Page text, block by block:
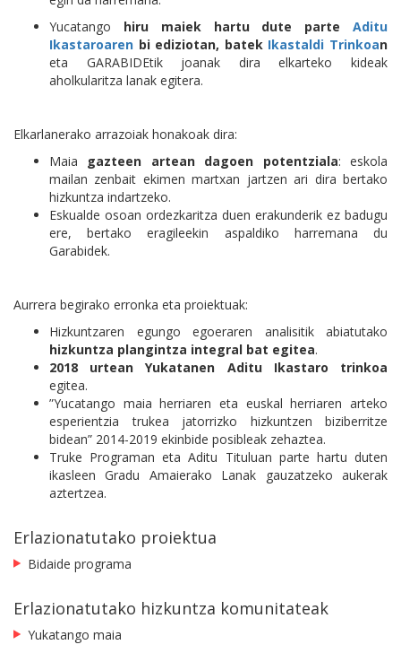
Yucatango hiru maiek hartu dute parte Aditu
Ikastaroaren bi ediziotan, batek Ikastaldi Trinkoan
eta GARABIDEtik joanak dira elkarteko kideak
aholkularitza lanak egitera.
Elkarlanerako arrazoiak honakoak dira:
Maia gazteen artean dagoen potentziala: eskola
mailan zenbait ekimen martxan jartzen ari dira bertako
hizkuntza indartzeko.
Eskualde osoan ordezkaritza duen erakunderik ez badugu
ere, bertako eragileekin aspaldiko harremana du
Garabidek.
Aurrera begirako erronka eta proiektuak:
Hizkuntzaren egungo egoeraren analisitik abiatutako
hizkuntza plangintza integral bat egitea.
2018 urtean Yukatanen Aditu Ikastaro trinkoa
egitea.
”Yucatango maia herriaren eta euskal herriaren arteko
esperientzia trukea jatorrizko hizkuntzen biziberritze
bidean” 2014-2019 ekinbide posibleak zehaztea.
Truke Programan eta Aditu Tituluan parte hartu duten
ikasleen Gradu Amaierako Lanak gauzatzeko aukerak
aztertzea.
Erlazionatutako proiektua
Bidaide programa
Erlazionatutako hizkuntza komunitateak
Yukatango maia